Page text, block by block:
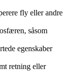
fly eller andre
såsom
egenskaber
retning eller